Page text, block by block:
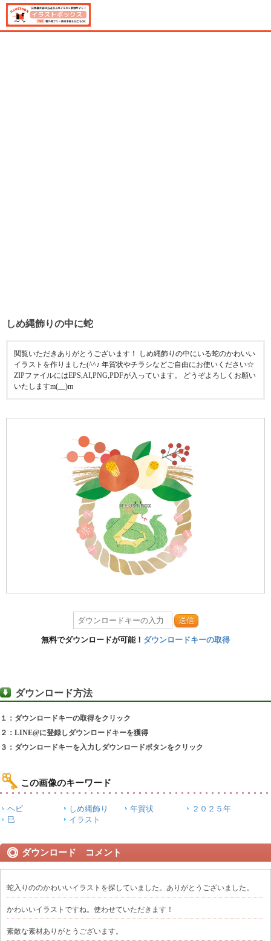
しめ縄飾りの中に蛇
閲覧いただきありがとうございます！ しめ縄飾りの中にいる蛇のかわいい
イラストを作りました(^^♪ 年賀状やチラシなどご自由にお使いください☆
ZIPファイルにはEPS,AI,PNG,PDFが入っています。 どうぞよろしくお願い
いたしますm(__)m
送信
無料でダウンロードが可能！ ダウンロードキーの取得
ダウンロード方法
１：ダウンロードキーの取得をクリック
２：LINE@に登録しダウンロードキーを獲得
３：ダウンロードキーを入力しダウンロードボタンをクリック
この画像のキーワード
ヘビ しめ縄飾り 年賀状
２０２５年
巳
イラスト
ダウンロード コメント
蛇入りののかわいいイラストを探していました。ありがとうございました。
かわいいイラストですね。使わせていただきます！
素敵な素材ありがとうございます。